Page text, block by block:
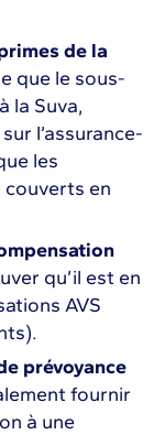
de la
que le sous-
la Suva,
l’assurance-
les
en
qu’il est en
AVS
prévoyance
fournir
à une